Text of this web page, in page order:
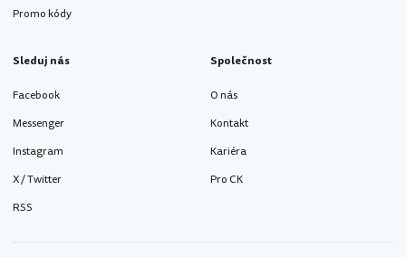
Promo kódy
Sleduj nás
Facebook
Messenger
Instagram
X / Twitter
RSS
Společnost
O nás
Kontakt
Kariéra
Pro CK